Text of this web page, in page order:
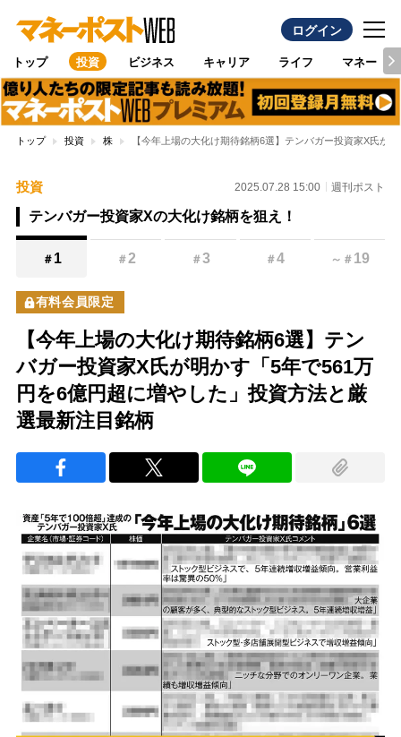
ログイン
トップ 投資 ビジネス キャリア ライフ マネー
トップ 投資 株 【今年上場の大化け期待銘柄6選】テンバガー投資家X氏が
投資 2025.07.28 15:00 週刊ポスト
テンバガー投資家Xの大化け銘柄を狙え！
＃ 1 ＃2 ＃3 ＃4 ～ ＃ 19
有料会員限定
【今年上場の大化け期待銘柄6選】テン
バガー投資家X氏が明かす「5年で561万
円を6億円超に増やした」投資方法と厳
選最新注目銘柄